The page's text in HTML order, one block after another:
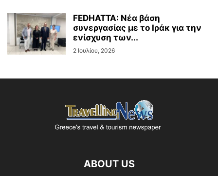
FEDHATTA: Νέα βάση
συνεργασίας με το Ιράκ για την
ενίσχυση των...
2 Ιουλίου, 2026
ABOUT US